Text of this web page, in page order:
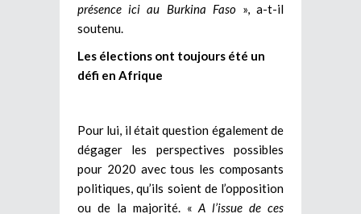
présence ici au Burkina Faso», a-t-il
soutenu.
Les élections ont toujours été un
défi en Afrique
Pour lui, il était question également de
dégager les perspectives possibles
pour 2020 avec tous les composants
politiques, qu’ils soient de l’opposition
ou de la majorité. «A l’issue de ces